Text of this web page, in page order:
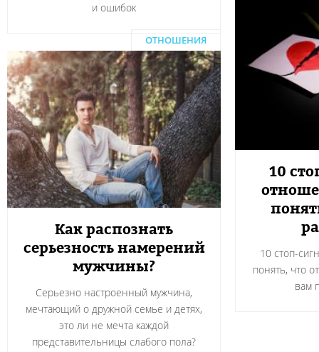
и ошибок
10
10 стоп-
понять, что
вам
ОТНОШЕНИЯ
Как распознать
серьезность намерений
мужчины?
Серьезно настроенный мужчина,
мечтающий о дружной семье и детях,
это ли не мечта каждой
представительницы слабого пола?